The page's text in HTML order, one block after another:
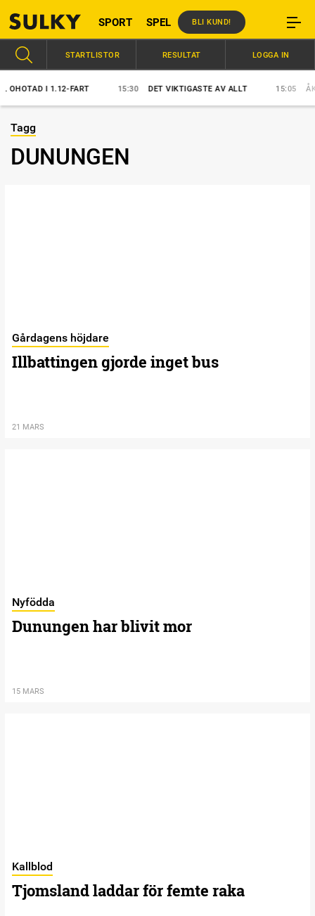
SPORT SPEL BLI KUND!
I 1.12-FART 15:30 DET VIKTIGASTE AV ALLT 15:05 ÅKE
STARTLISTOR RESULTAT LOGGA IN
Tagg
DUNUNGEN
Gårdagens höjdare
Illbattingen gjorde inget bus
21 MARS
Nyfödda
Dunungen har blivit mor
15 MARS
Kallblod
Tjomsland laddar för femte raka